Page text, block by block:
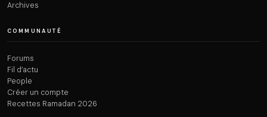
Archives
COMMUNAUTÉ
Forums
Fil d’actu
People
Créer un compte
Recettes Ramadan 2026